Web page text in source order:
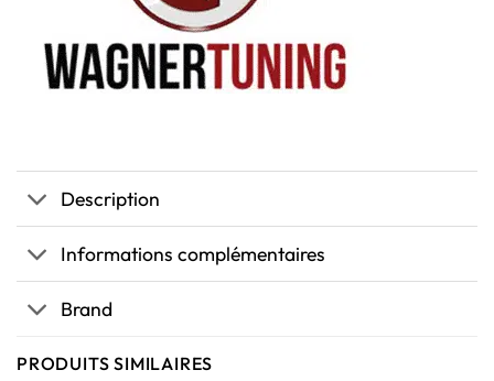
Description
Informations complémentaires
Brand
PRODUITS SIMILAIRES